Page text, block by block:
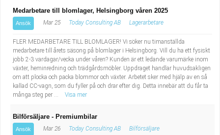
Medarbetare till blomlager, Helsingborg våren 2025
Ansök Mar 25 Today Consulting AB Lagerarbetare
FLER MEDARBETARE TILL BLOMLAGER! Vi söker nu timanställda
medarbetare till årets säsong på blomlager i Helsingborg. Vill du ha ett fysiskt
jobb 2-3 vardagar/vecka under våren? Kunden är ett ledande varumärke inom
växter, heminredning och trädgårdsmöbler. Uppdraget handlar huvudsakligen
om att plocka och packa blommor och växter. Arbetet sker med hjälp av en så
kallad CC-vagn, som du fyller på och drar efter dig. Detta innebär att du får ta
många steg per ...
Visa mer
Bilförsäljare - Premiumbilar
Ansök Mar 26 Today Consulting AB Bilförsäljare